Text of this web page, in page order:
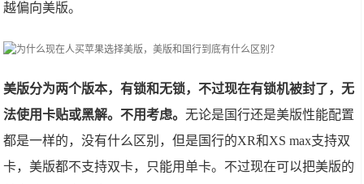
越偏向美版。
美版分为两个版本，有锁和无锁，不过现在有锁机被封了，无
法使用卡贴或黑解。不用考虑。无论是国行还是美版性能配置
都是一样的，没有什么区别，但是国行的XR和XS max支持双
卡，美版都不支持双卡，只能用单卡。不过现在可以把美版的